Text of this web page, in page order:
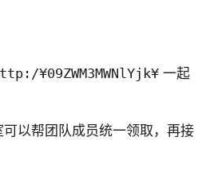
¥09ZWM3MWNlYjk¥ 一起
以帮团队成员统一领取，再接